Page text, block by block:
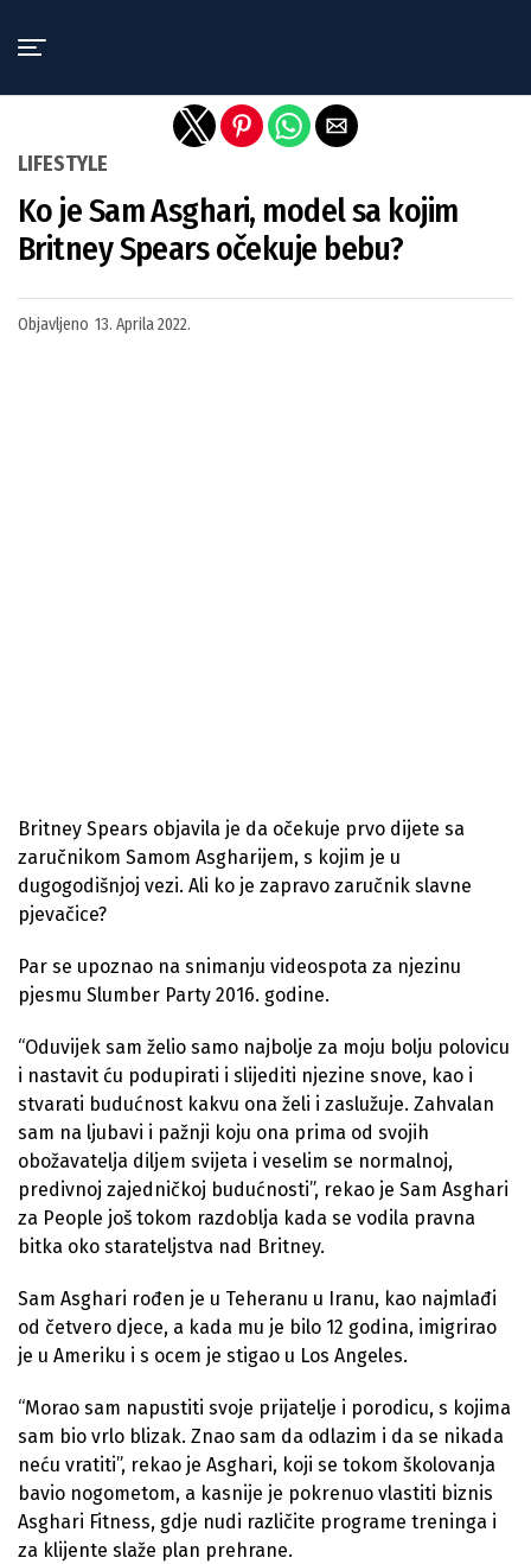
LIFESTYLE
Ko je Sam Asghari, model sa kojim
Britney Spears očekuje bebu?
Objavljeno 13. Aprila 2022.
Britney Spears objavila je da očekuje prvo dijete sa
zaručnikom Samom Asgharijem, s kojim je u
dugogodišnjoj vezi. Ali ko je zapravo zaručnik slavne
pjevačice?
Par se upoznao na snimanju videospota za njezinu
pjesmu Slumber Party 2016. godine.
“Oduvijek sam želio samo najbolje za moju bolju polovicu
i nastavit ću podupirati i slijediti njezine snove, kao i
stvarati budućnost kakvu ona želi i zaslužuje. Zahvalan
sam na ljubavi i pažnji koju ona prima od svojih
obožavatelja diljem svijeta i veselim se normalnoj,
predivnoj zajedničkoj budućnosti”, rekao je Sam Asghari
za People još tokom razdoblja kada se vodila pravna
bitka oko starateljstva nad Britney.
Sam Asghari rođen je u Teheranu u Iranu, kao najmlađi
od četvero djece, a kada mu je bilo 12 godina, imigrirao
je u Ameriku i s ocem je stigao u Los Angeles.
“Morao sam napustiti svoje prijatelje i porodicu, s kojima
sam bio vrlo blizak. Znao sam da odlazim i da se nikada
neću vratiti”, rekao je Asghari, koji se tokom školovanja
bavio nogometom, a kasnije je pokrenuo vlastiti biznis
Asghari Fitness, gdje nudi različite programe treninga i
za klijente slaže plan prehrane.